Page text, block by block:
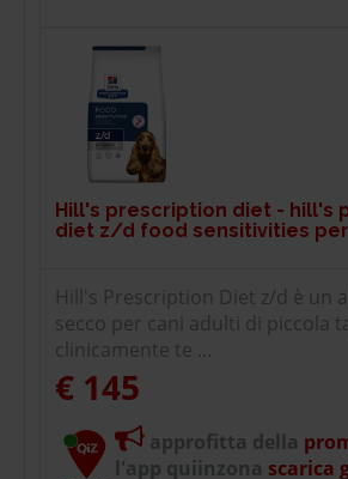
Hill's prescription diet - hill's
diet z/d food sensitivities per
Hill's Prescription Diet z/d è un
secco per cani adulti di piccola
clinicamente te ...
€ 145
approfitta della
l'app quiinzona scarica